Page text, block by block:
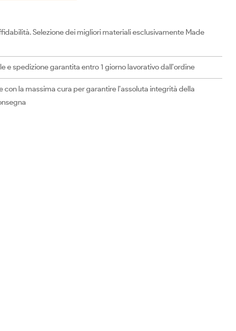
Selezione dei migliori materiali esclusivamente Made
e spedizione garantita entro 1 giorno lavorativo dall'ordine
con la massima cura per garantire l'assoluta integrità della